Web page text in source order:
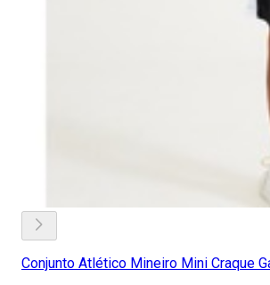
Conjunto Atlético Mineiro Mini Craque